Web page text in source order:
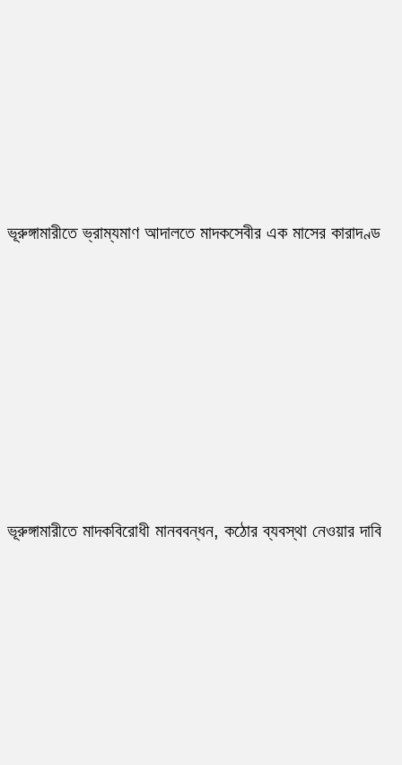
ভূরুঙ্গামারীতে ভ্রাম্যমাণ আদালতে মাদকসেবীর এক মাসের কারাদণ্ড
ভূরুঙ্গামারীতে মাদকবিরোধী মানববন্ধন, কঠোর ব্যবস্থা নেওয়ার দাবি